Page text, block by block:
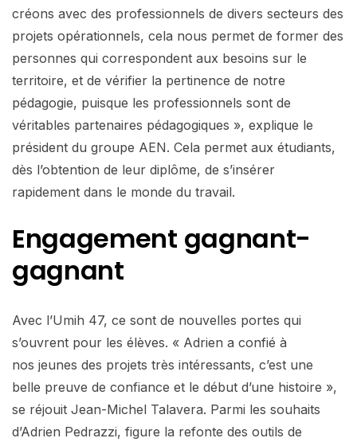
créons avec des professionnels de divers secteurs des
projets opérationnels, cela nous permet de former des
personnes qui correspondent aux besoins sur le
territoire, et de vérifier la pertinence de notre
pédagogie, puisque les professionnels sont de
véritables partenaires pédagogiques », explique le
président du groupe AEN. Cela permet aux étudiants,
dès l’obtention de leur diplôme, de s’insérer
rapidement dans le monde du travail.
Engagement gagnant-
gagnant
Avec l’Umih 47, ce sont de nouvelles portes qui
s’ouvrent pour les élèves. « Adrien a confié à
nos jeunes des projets très intéressants, c’est une
belle preuve de confiance et le début d’une histoire »,
se réjouit Jean-Michel Talavera. Parmi les souhaits
d’Adrien Pedrazzi, figure la refonte des outils de